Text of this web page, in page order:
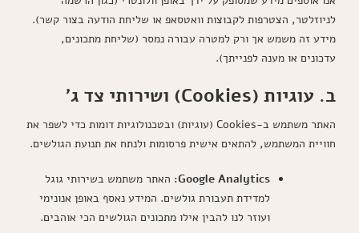
לניוזלטר, הצטרפות לקבוצות וואטסאפ או שליחת הודעה בצור קשר).
מידע זה משמש אך ורק למטרה עבורה נמסר (שליחת מתכונים,
עדכונים או מענה לפנייתך).
ב. עוגיות (Cookies) ושירותי צד ג'
האתר משתמש ב-Cookies (עוגיות) ובטכנולוגיות דומות כדי לשפר את
חוויית המשתמש, להתאים אישית פרסומות ולנתח את תנועת הגולשים.
Google Analytics: האתר משתמש בשירותי גוגל
למדידת תעבורת גולשים. המידע נאסף באופן אנונימי
ועוזר לנו להבין אילו מתכונים הגולשים הכי אוהבים.